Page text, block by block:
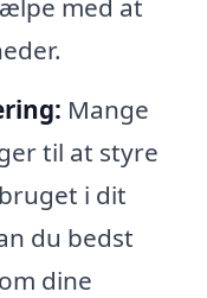
med at
Mange
til at styre
i dit
du bedst
dine